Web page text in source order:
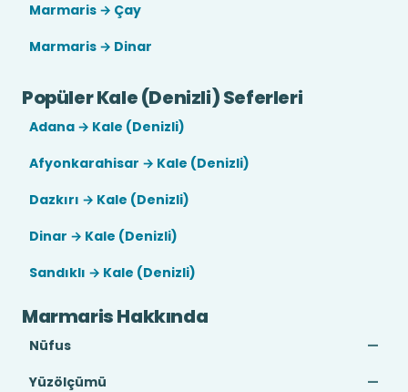
Marmaris → Çay
Marmaris → Dinar
Popüler Kale (Denizli) Seferleri
Adana → Kale (Denizli)
Afyonkarahisar → Kale (Denizli)
Dazkırı → Kale (Denizli)
Dinar → Kale (Denizli)
Sandıklı → Kale (Denizli)
Marmaris Hakkında
Nüfus
—
Yüzölçümü
—